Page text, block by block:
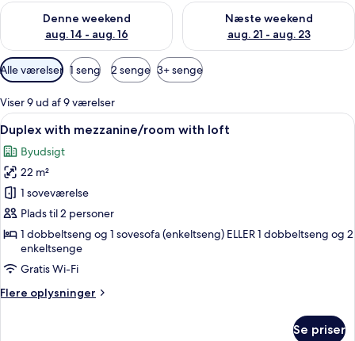
Denne weekend
aug. 14 - aug. 16
Tjek tilgængelighed for denne weekend aug. 14 - aug. 16
Næste weekend
aug. 21 - aug. 23
Tjek tilgængelighed for næste
Tilgængelige
filtre
for
værelser
Alle værelser 1 seng 2 senge 3+ senge
Viser 9 ud af 9 værelser
Indlæs
alle
billeder
af
Duplex
with
mezzanine/room
with
loft
Et soveværelse med en seng, et
6
Duplex with mezzanine/room with loft
Byudsigt
22 m²
1 soveværelse
Plads til 2 personer
1 dobbeltseng og 1 sovesofa (enkeltseng) ELLER 1 dobbeltseng og 2
enkeltsenge
Gratis Wi-Fi
Flere oplysninger
Flere
Se priser